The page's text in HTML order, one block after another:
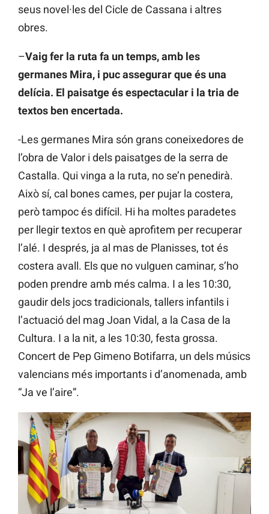
seus novel·les del Cicle de Cassana i altres
obres.
–Vaig fer la ruta fa un temps, amb les
germanes Mira, i puc assegurar que és una
delícia. El paisatge és espectacular i la tria de
textos ben encertada.
-Les germanes Mira són grans coneixedores de
l’obra de Valor i dels paisatges de la serra de
Castalla. Qui vinga a la ruta, no se’n penedirà.
Això sí, cal bones cames, per pujar la costera,
però tampoc és difícil. Hi ha moltes paradetes
per llegir textos en què aprofitem per recuperar
l’alé. I després, ja al mas de Planisses, tot és
costera avall. Els que no vulguen caminar, s’ho
poden prendre amb més calma. I a les 10:30,
gaudir dels jocs tradicionals, tallers infantils i
l’actuació del mag Joan Vidal, a la Casa de la
Cultura. I a la nit, a les 10:30, festa grossa.
Concert de Pep Gimeno Botifarra, un dels músics
valencians més importants i d’anomenada, amb
“Ja ve l’aire”.